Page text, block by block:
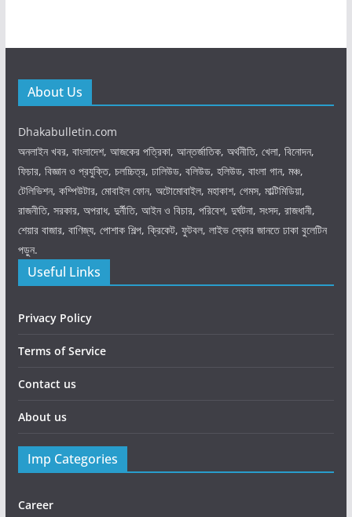
About Us
Dhakabulletin.com
অনলাইন খবর, বাংলাদেশ, আজকের পত্রিকা, আন্তর্জাতিক, অর্থনীতি, খেলা, বিনোদন,
ফিচার, বিজ্ঞান ও প্রযুক্তি, চলচ্চিত্র, ঢালিউড, বলিউড, হলিউড, বাংলা গান, মঞ্চ,
টেলিভিশন, কম্পিউটার, মোবাইল ফোন, অটোমোবাইল, মহাকাশ, গেমস, মাল্টিমিডিয়া,
রাজনীতি, সরকার, অপরাধ, দুর্নীতি, আইন ও বিচার, পরিবেশ, দুর্ঘটনা, সংসদ, রাজধানী,
শেয়ার বাজার, বাণিজ্য, পোশাক শিল্প, ক্রিকেট, ফুটবল, লাইভ স্কোর জানতে ঢাকা বুলেটিন
পড়ুন.
Useful Links
Privacy Policy
Terms of Service
Contact us
About us
Imp Categories
Career